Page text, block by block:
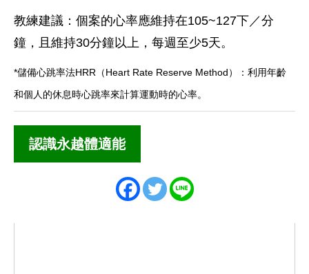
教練建議：個案的心率應維持在105~127下／分
鐘，且維持30分鐘以上，每週至少5天。
*儲備心跳率法HRR（Heart Rate Reserve Method）：利用年齡
和個人的休息時心跳率來計算運動時的心率。
認識永越體適能